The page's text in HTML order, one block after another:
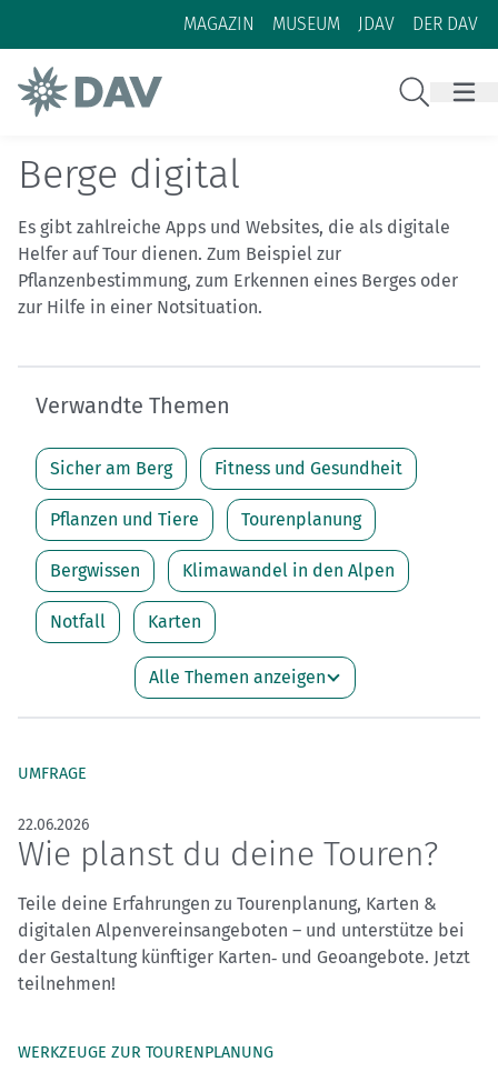
Zum Inhalt
Zur Footer-Navigation
MAGAZIN MUSEUM JDAV DER DAV
Berge digital
Es gibt zahlreiche Apps und Websites, die als digitale
Helfer auf Tour dienen. Zum Beispiel zur
Pflanzenbestimmung, zum Erkennen eines Berges oder
zur Hilfe in einer Notsituation.
Verwandte Themen
Sicher am Berg Fitness und Gesundheit
Pflanzen und Tiere Tourenplanung
Bergwissen Klimawandel in den Alpen
Notfall Karten
Alle Themen anzeigen
UMFRAGE
22.06.2026
Wie planst du deine Touren?
Teile deine Erfahrungen zu Tourenplanung, Karten &
digitalen Alpenvereinsangeboten – und unterstütze bei
der Gestaltung künftiger Karten‑ und Geoangebote. Jetzt
teilnehmen!
WERKZEUGE ZUR TOURENPLANUNG